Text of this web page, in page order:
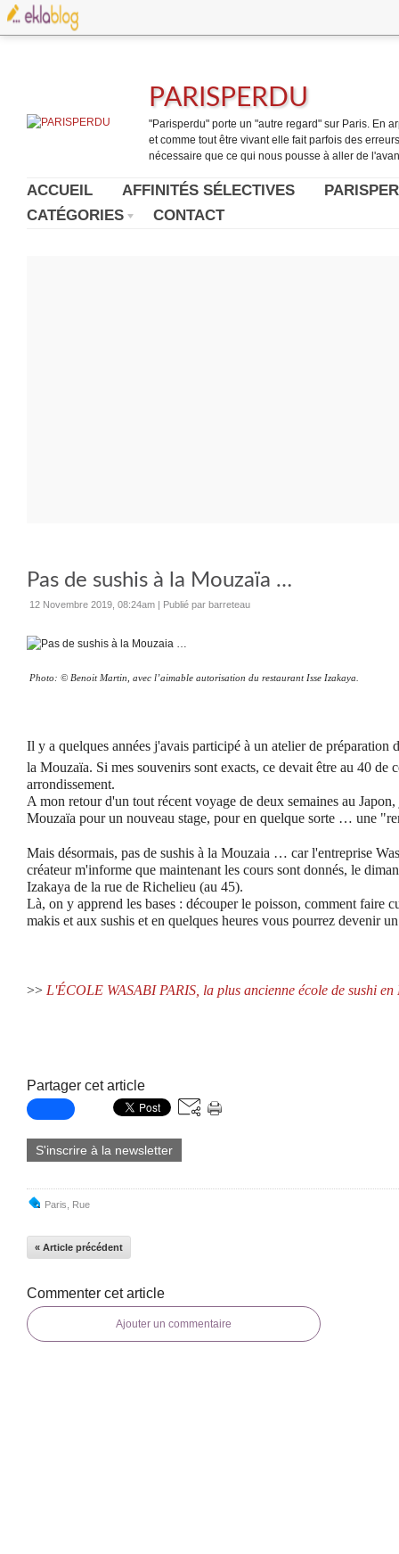
PARISPERDU
"Parisperdu" porte un "autre regard" sur Paris. En
et comme tout être vivant elle fait parfois des
nécessaire que ce qui nous pousse à aller de
ACCUEIL AFFINITÉS SÉLECTIVES
CATÉGORIES
CONTACT
Pas de sushis à la Mouzaïa …
12 Novembre 2019, 08:24am | Publié par barreteau
Photo: © Benoit Martin, avec l’aimable autorisation du restaurant Isse Izakaya.
Il y a quelques années j'avais participé à un atelier de préparation
la Mouzaïa. Si mes souvenirs sont exacts, ce devait être au 40 de
arrondissement.
A mon retour d'un tout récent voyage de deux semaines au
Mouzaïa pour un nouveau stage, pour en quelque sorte … une
Mais désormais, pas de sushis à la Mouzaia … car l'entreprise
créateur m'informe que maintenant les cours sont donnés, le
Izakaya de la rue de Richelieu (au 45).
Là, on y apprend les bases : découper le poisson, comment faire
makis et aux sushis et en quelques heures vous pourrez devenir
>> L'ÉCOLE WASABI PARIS, la plus ancienne école de sushi en
Partager cet article
S'inscrire à la newsletter
Paris Rue
« Article précédent
Commenter cet article
Ajouter un commentaire